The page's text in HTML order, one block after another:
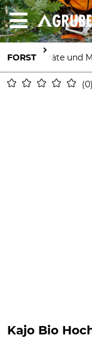
FORST Geräte und
0
Kajo Bio